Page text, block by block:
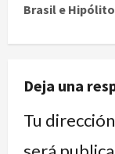
Brasil e
Deja una
Tu